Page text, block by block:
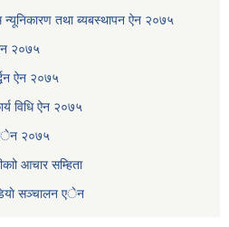
न्यूनिकारण तथा ब्यबस्थापन ऐन २०७५
२०७५
ऐन २०७५
विधि ऐन २०७५
एेन २०७५
आचार सम्हिता
सञ्चालन एेन